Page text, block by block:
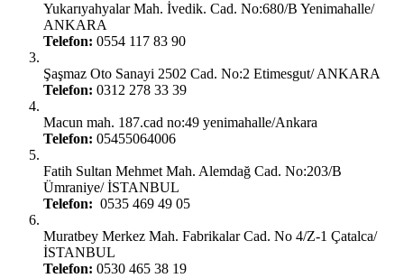
Yukarıyahyalar Mah. İvedik. Cad. No:680/B Yenimahalle/
ANKARA
Telefon: 0554 117 83 90
Şaşmaz Oto Sanayi 2502 Cad. No:2 Etimesgut/ ANKARA
Telefon: 0312 278 33 39
Macun mah. 187.cad no:49 yenimahalle/Ankara
Telefon: 05455064006
Fatih Sultan Mehmet Mah. Alemdağ Cad. No:203/B
Ümraniye/ İSTANBUL
Telefon: 0535 469 49 05
Muratbey Merkez Mah. Fabrikalar Cad. No 4/Z-1 Çatalca/
İSTANBUL
Telefon: 0530 465 38 19